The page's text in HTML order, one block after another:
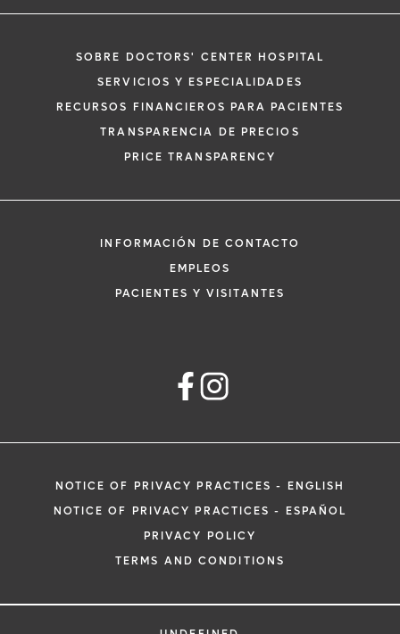
SOBRE DOCTORS' CENTER HOSPITAL
SERVICIOS Y ESPECIALIDADES
RECURSOS FINANCIEROS PARA PACIENTES
TRANSPARENCIA DE PRECIOS
PRICE TRANSPARENCY
INFORMACIÓN DE CONTACTO
EMPLEOS
PACIENTES Y VISITANTES
NOTICE OF PRIVACY PRACTICES - ENGLISH
NOTICE OF PRIVACY PRACTICES - ESPAÑOL
PRIVACY POLICY
TERMS AND CONDITIONS